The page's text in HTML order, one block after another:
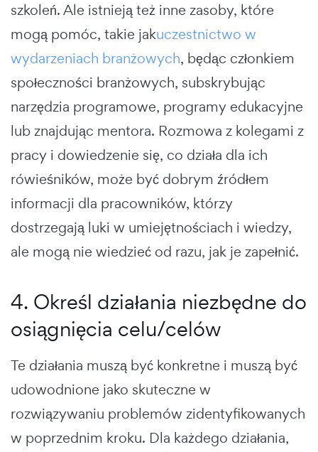
szkoleń. Ale istnieją też inne zasoby, które
mogą pomóc, takie jakuczestnictwo w
wydarzeniach branżowych, będąc członkiem
społeczności branżowych, subskrybując
narzędzia programowe, programy edukacyjne
lub znajdując mentora. Rozmowa z kolegami z
pracy i dowiedzenie się, co działa dla ich
rówieśników, może być dobrym źródłem
informacji dla pracowników, którzy
dostrzegają luki w umiejętnościach i wiedzy,
ale mogą nie wiedzieć od razu, jak je zapełnić.
4. Określ działania niezbędne do
osiągnięcia celu/celów
Te działania muszą być konkretne i muszą być
udowodnione jako skuteczne w
rozwiązywaniu problemów zidentyfikowanych
w poprzednim kroku. Dla każdego działania,